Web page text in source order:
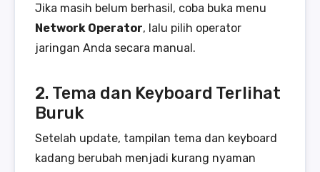
Jika masih belum berhasil, coba buka menu
Network Operator, lalu pilih operator
jaringan Anda secara manual.
2. Tema dan Keyboard Terlihat
Buruk
Setelah update, tampilan tema dan keyboard
kadang berubah menjadi kurang nyaman